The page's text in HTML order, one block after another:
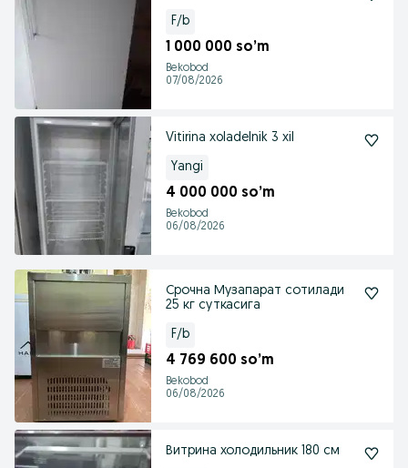
F/b
1 000 000 so’m
Bekobod
07/08/2026
Vitirina xoladelnik 3 xil
Yangi
4 000 000 so’m
Bekobod
06/08/2026
Срочна Музапарат сотилади
25 кг суткасига
F/b
4 769 600 so’m
Bekobod
06/08/2026
Витрина холодильник 180 см